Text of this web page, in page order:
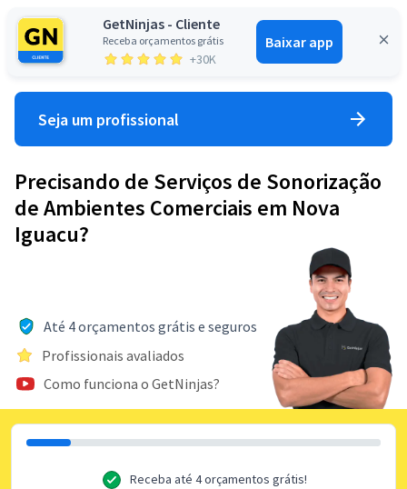
GetNinjas - Cliente
Receba orçamentos grátis
+30K
Baixar app
Entrar
Seja um profissional
Precisando de Serviços de Sonorização
de Ambientes Comerciais em Nova
Iguacu?
Até 4 orçamentos grátis e seguros
Profissionais avaliados
Como funciona o GetNinjas?
Receba até 4 orçamentos grátis!